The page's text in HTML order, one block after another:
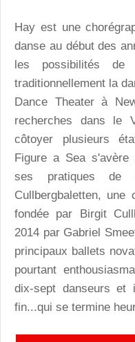
Hay est une
danse au début des
les possibilités de
traditionnellement la
Dance Theater à
recherches dans le
côtoyer plusieurs
Figure a Sea s'avère
ses pratiques de
Cullbergbaletten, une
fondée par Birgit
2014 par Gabriel
principaux ballets
pourtant
dix-sept danseurs et
fin...qui se termine